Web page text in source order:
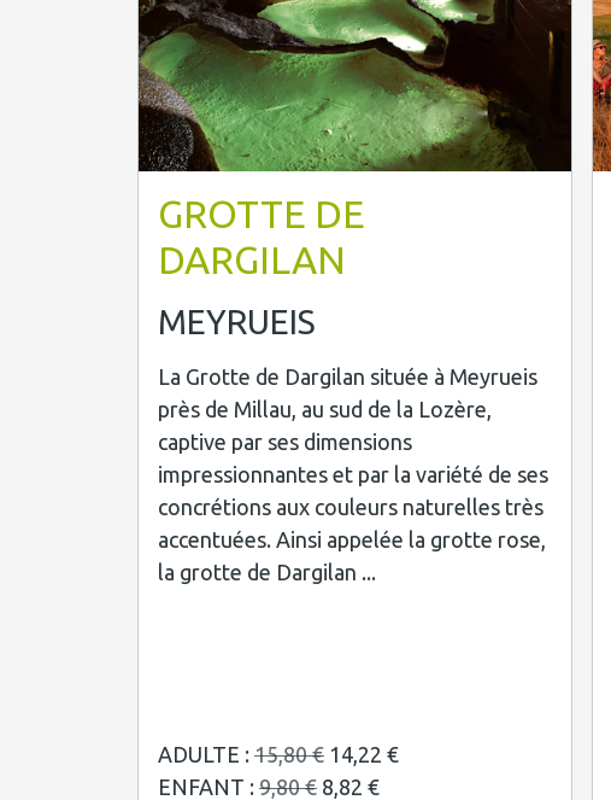
GROTTE DE
DARGILAN
MEYRUEIS
La Grotte de Dargilan située à Meyrueis
près de Millau, au sud de la Lozère,
captive par ses dimensions
impressionnantes et par la variété de ses
concrétions aux couleurs naturelles très
accentuées. Ainsi appelée la grotte rose,
la grotte de Dargilan ...
ADULTE : 15,80 € 14,22 €
ENFANT : 9,80 € 8,82 €